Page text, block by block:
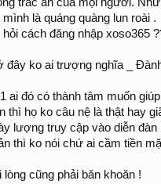
là quáng quàng lun roài .
cách đăng nhập xoso365
đây ko ai trượng nghĩa _
ai đó có thành tâm muốn
họ ko câu nệ là thật hay
lượng truy cập vào diễn
thì ko nói chứ ai cầm tiền
cũng phải băn khoăn !